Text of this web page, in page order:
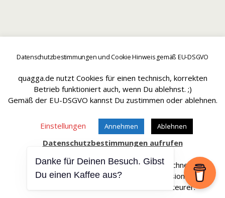
Datenschutzbestimmungen und Cookie Hinweis gemäß EU-DSGVO
quagga.de nutzt Cookies für einen technisch, korrekten
Betrieb funktioniert auch, wenn Du ablehnst. ;)
Gemäß der EU-DSGVO kannst Du zustimmen oder ablehnen.
Einstellungen Annehmen Ablehnen
Datenschutzbestimmungen aufrufen
Affiliate Links sind mit einem * gekennteichnet.
Wir erhalten bei einem Kauf eine Provision.
Die Artikel werden für Dich dadurch nicht teurer.
Danke für Deinen Besuch. Gibst
Du einen Kaffee aus?